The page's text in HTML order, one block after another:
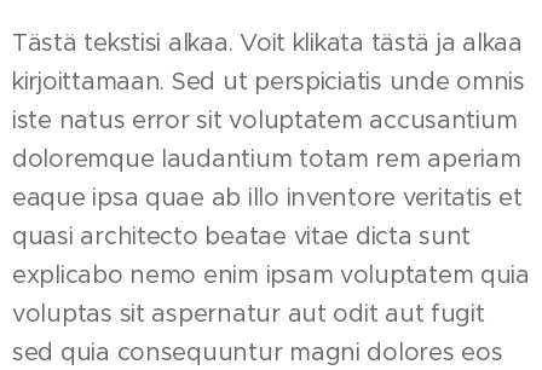
Tästä tekstisi alkaa. Voit klikata tästä ja alkaa
kirjoittamaan. Sed ut perspiciatis unde omnis
iste natus error sit voluptatem accusantium
doloremque laudantium totam rem aperiam
eaque ipsa quae ab illo inventore veritatis et
quasi architecto beatae vitae dicta sunt
explicabo nemo enim ipsam voluptatem quia
voluptas sit aspernatur aut odit aut fugit
sed quia consequuntur magni dolores eos